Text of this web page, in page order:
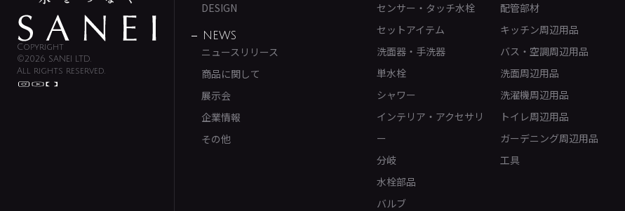
Copyright
©2026 SANEI LTD.
All rights reserved.
DESIGN
NEWS
ニュースリリース
商品に関して
展示会
企業情報
その他
センサー・タッチ水栓
セットアイテム
洗面器・手洗器
単水栓
シャワー
インテリア・アクセサリ
ー
分岐
水栓部品
バルブ
配管部材
キッチン周辺用品
バス・空調周辺用品
洗面周辺用品
洗濯機周辺用品
トイレ周辺用品
ガーデニング周辺用品
工具